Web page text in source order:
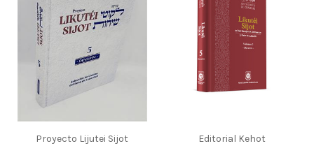
Proyecto Lijutei Sijot
Editorial Kehot